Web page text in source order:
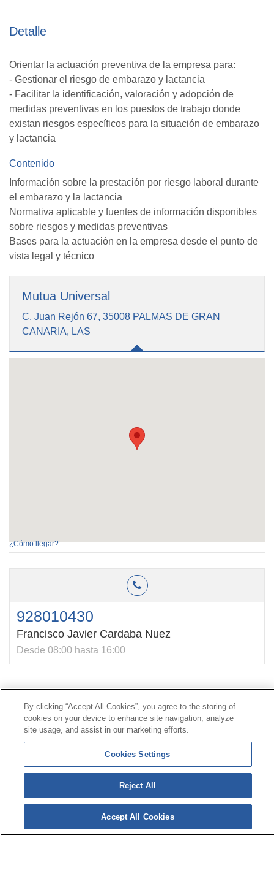
Detalle
Orientar la actuación preventiva de la empresa para:
- Gestionar el riesgo de embarazo y lactancia
- Facilitar la identificación, valoración y adopción de
medidas preventivas en los puestos de trabajo donde
existan riesgos específicos para la situación de embarazo
y lactancia
Contenido
Información sobre la prestación por riesgo laboral durante
el embarazo y la lactancia
Normativa aplicable y fuentes de información disponibles
sobre riesgos y medidas preventivas
Bases para la actuación en la empresa desde el punto de
vista legal y técnico
Mutua Universal
C. Juan Rejón 67, 35008 PALMAS DE GRAN
CANARIA, LAS
¿Cómo llegar?
928010430
Francisco Javier Cardaba Nuez
Desde 08:00 hasta 16:00
Línea Universal 900 203 203|Zona Privada Comisión de
Prestaciones Especiales|Zona Privada Proveedor
© Mutua Universal 2026 | Mapa del sitio | Aviso legal
Política de Protección de Datos
cookies
Síguenos en:
By clicking “Accept All Cookies”, you agree to the storing of
cookies on your device to enhance site navigation, analyze
site usage, and assist in our marketing efforts.
Cookies Settings
Reject All
Accept All Cookies